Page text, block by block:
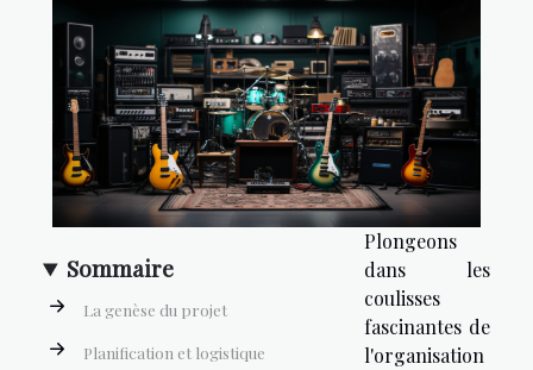
Sommaire
La genèse du projet
Planification et logistique
Plongeons
dans les
coulisses
fascinantes de
l'organisation